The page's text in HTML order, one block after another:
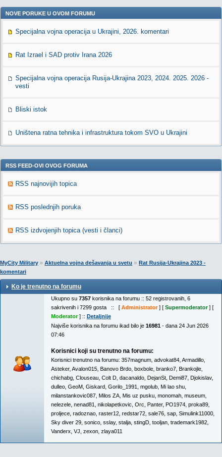
NOVE PORUKE U OVOM FORUMU
Specijalna vojna operacija u Ukrajini, 2026. komentari
Rat Izrael i SAD protiv Irana 2026
Specijalna vojna operacija Rusija-Ukrajina 2023, 2024. 2025. 2026 -
vesti
Bliski istok
Uništena ratna tehnika i infrastruktura tokom SVO u Ukrajini
RSS FEED-OVI OVOG FORUMA
RSS najnovijih topica
RSS poslednjih poruka
RSS izdvojenjih topica (vesti i članci)
MyCity Military » Aktuelna vojna dešavanja u svetu » Rat Rusija-Ukrajina 2023 -
komentari
Ko je trenutno na forumu
Ukupno su 7357 korisnika na forumu :: 52 registrovanih, 6
sakrivenih i 7299 gosta :: [ Administrator] [ Supermoderator] [
Moderator] :: Detaljnije
Najviše korisnika na forumu ikad bilo je 16981 - dana 24 Jun 2026
07:46
Korisnici koji su trenutno na forumu:
Korisnici trenutno na forumu: 357magnum advokat84 Armadillo
Asteker, Avalon015 Banovo Brdo boxbole branko7 Brankojle
chichabg Clouseau Colt D dacanaldo DejanSt Demi87 Djokislav,
dulleo GeoM Giskard Gorilo_1991 mgolub Mi lao shu
milanstankovic087 Milos ZA Mis uz pusku monomah museum
nelezele nenad81 nikolapetkovic Orc Panter, PO1974 proka89
proljece radoznao raster12 redstar72 sale76 sap Simulink11000
Sky diver 29 sonico sslay, stalja stingD tooljan trademark1982
Vanderx VJ zexon zlaya011